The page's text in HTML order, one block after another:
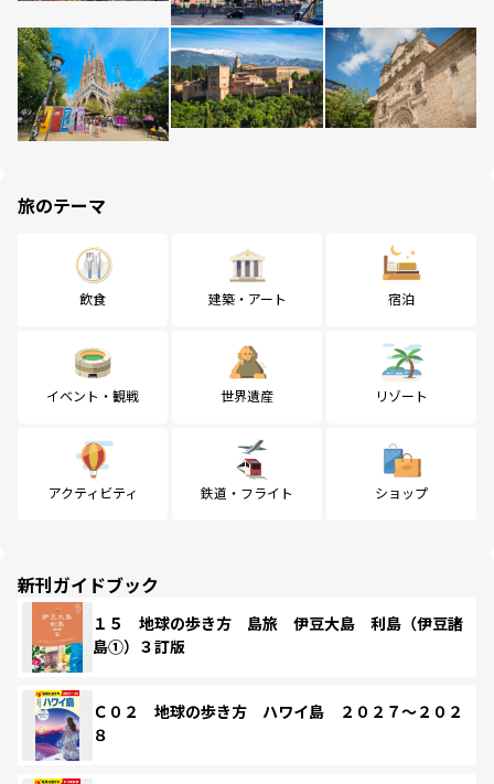
旅のテーマ
飲食 建築・アート 宿泊
イベント・観戦 世界遺産 リゾート
アクティビティ 鉄道・フライト ショップ
新刊ガイドブック
１５ 地球の歩き方 島旅 伊豆大島 利島（伊豆諸
島①）３訂版
Ｃ０２ 地球の歩き方 ハワイ島 ２０２７～２０２
８